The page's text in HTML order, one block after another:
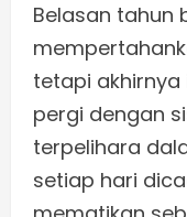
Belasan tahun
tetapi akhirnya
pergi dengan
terpelihara
setiap hari